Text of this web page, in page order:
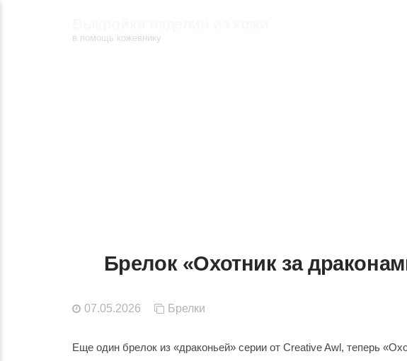
в помощь кожевнику
Брелок «Охотник за
07.05.2026 Брелки
Еще один брелок из «драконьей» серии от Creative Awl, теперь